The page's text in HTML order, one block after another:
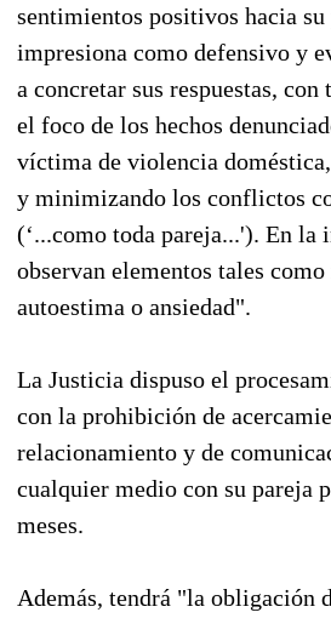
sentimientos positivos hacia
impresiona como defensivo y
a concretar sus respuestas, con
el foco de los hechos
víctima de violencia
y minimizando los conflictos
(‘...como toda pareja...'). En la
observan elementos tales
autoestima o ansiedad".
La Justicia dispuso el
con la prohibición de
relacionamiento y de
cualquier medio con su pareja
meses.
Además, tendrá "la obligación